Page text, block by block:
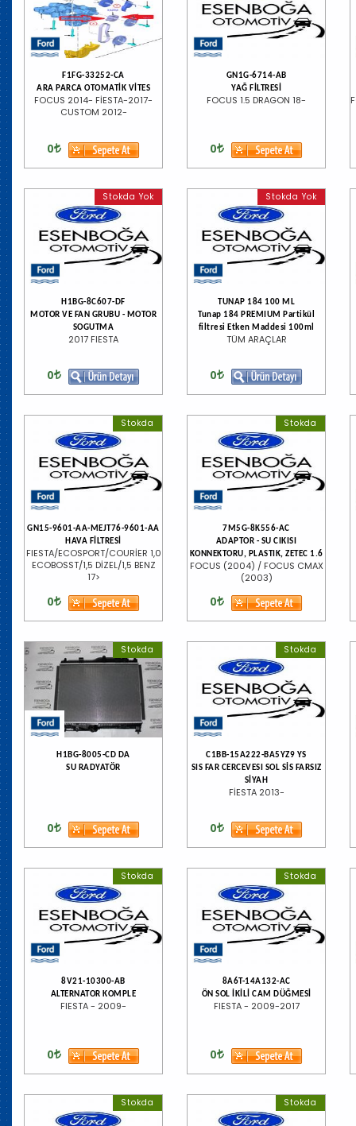
F1FG-33252-CA
ARA PARCA OTOMATİK VİTES
FOCUS 2014- FİESTA-2017-
CUSTOM 2012-
0
GN1G-6714-AB
YAĞ FİLTRESİ
FOCUS 1.5 DRAGON 18-
0
Stokda Yok
H1BG-8C607-DF
MOTOR VE FAN GRUBU - MOTOR
SOGUTMA
2017 FIESTA
0
Stokda Yok
TUNAP 184 100 ML
Tunap 184 PREMIUM Partikül
filtresi Etken Maddesi 100ml
TÜM ARAÇLAR
0
Stokda
GN15-9601-AA-MEJT76-9601-AA
HAVA FİLTRESİ
FIESTA/ECOSPORT/COURİER 1,0
ECOBOSST/1,5 DİZEL/1,5 BENZ
17>
0
Stokda
7M5G-8K556-AC
ADAPTOR - SU CIKISI
KONNEKTORU, PLASTIK, ZETEC 1.6
FOCUS (2004) / FOCUS CMAX
(2003)
0
Stokda
H1BG-8005-CD DA
SU RADYATÖR
0
Stokda
C1BB-15A222-BA5YZ9 YS
SIS FAR CERCEVESI SOL SİS FARSIZ
SİYAH
FİESTA 2013-
0
Stokda
8V21-10300-AB
ALTERNATOR KOMPLE
FIESTA - 2009-
0
Stokda
8A6T-14A132-AC
ÖN SOL İKİLİ CAM DÜĞMESİ
FIESTA - 2009-2017
0
Stokda Stokda